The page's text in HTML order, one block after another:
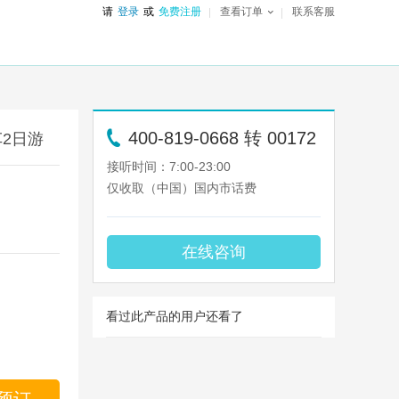
请 登录 或 免费注册 查看订单 联系客服
日游 400-819-0668 转 00172
接听时间：7:00-23:00
仅收取（中国）国内市话费
在线咨询
看过此产品的用户还看了